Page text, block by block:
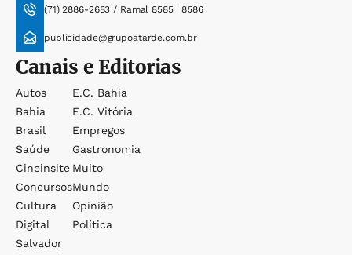
(71) 2886-2683 / Ramal 8585 | 8586
publicidade@grupoatarde.com.br
Canais e Editorias
Autos
Bahia
Brasil
Saúde
Cineinsite
Concursos
Cultura
Digital
Salvador
E.c. Bahia
E.c. Vitória
Empregos
Gastronomia
Muito
Mundo
Opinião
Política